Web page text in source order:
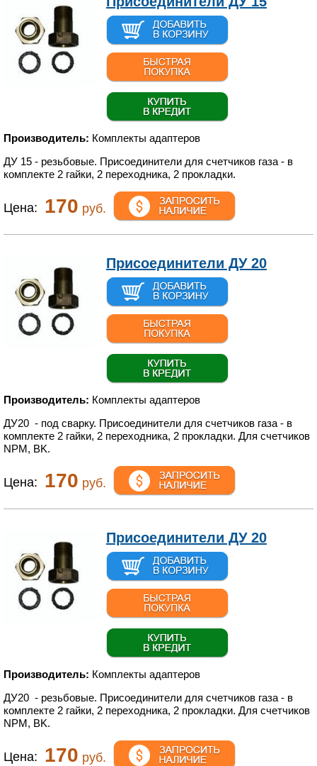
Производитель: Комплекты адаптеров
ДУ 15 - резьбовые. Присоединители для счетчиков газа - в
комплекте 2 гайки, 2 переходника, 2 прокладки.
Цена: 170 руб.
Присоединители ДУ 20
Производитель: Комплекты адаптеров
ДУ20 - под сварку. Присоединители для счетчиков газа - в
комплекте 2 гайки, 2 переходника, 2 прокладки. Для счетчиков
NPM, BK.
Цена: 170 руб.
Присоединители ДУ 20
Производитель: Комплекты адаптеров
ДУ20 - резьбовые. Присоединители для счетчиков газа - в
комплекте 2 гайки, 2 переходника, 2 прокладки. Для счетчиков
NPM, BK.
Цена: 170 руб.